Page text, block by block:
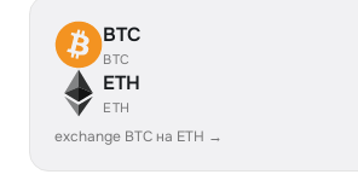
BTC
BTC
ETH
ETH
exchange BTC на ETH →